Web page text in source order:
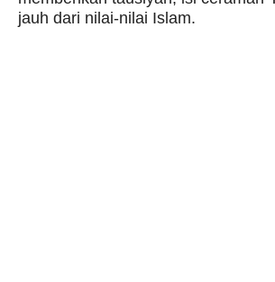
jauh dari nilai-nilai Islam.